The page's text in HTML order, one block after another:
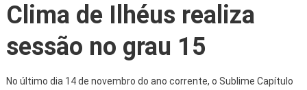
Clima de Ilhéus realiza
sessão no grau 15
No último dia 14 de novembro do ano corrente, o Sublime Capítulo